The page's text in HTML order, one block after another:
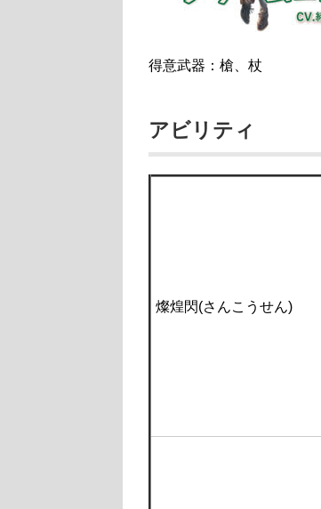
得意武器：槍、杖
アビリティ
燦煌閃(さんこうせん)